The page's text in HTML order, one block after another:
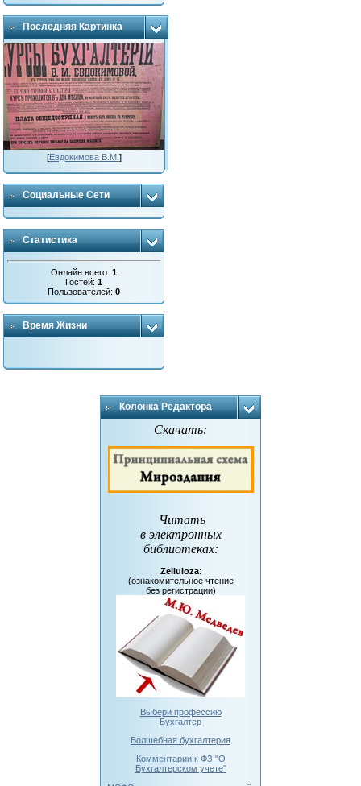
Последняя Картинка
[Евдокимова В.М. ]
Социальные Сети
Статистика
Онлайн всего:1
Гостей:1
Пользователей:0
Время Жизни
Колонка Редактора
Скачать:
Читать
в электронных
библиотеках:
Zelluloza:
(ознакомительное чтение
без регистрации)
Выбери профессию
Бухгалтер
Волшебная бухгалтерия
Комментарии к ФЗ "О
Бухгалтерском учете"